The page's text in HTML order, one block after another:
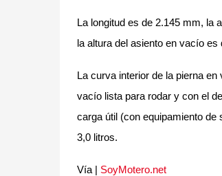
La longitud es de 2.145 mm, la
la altura del asiento en vacío
La curva interior de la pierna
vacío lista para rodar y con el
carga útil (con equipamiento de
3,0 litros.
Vía | SoyMotero.net